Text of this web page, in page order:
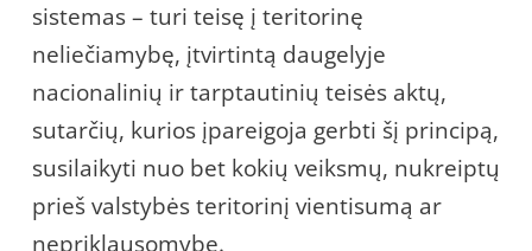
sistemas – turi teisę į teritorinę
neliečiamybę, įtvirtintą daugelyje
nacionalinių ir tarptautinių teisės aktų,
sutarčių, kurios įpareigoja gerbti šį principą,
susilaikyti nuo bet kokių veiksmų, nukreiptų
prieš valstybės teritorinį vientisumą ar
nepriklausomybę.